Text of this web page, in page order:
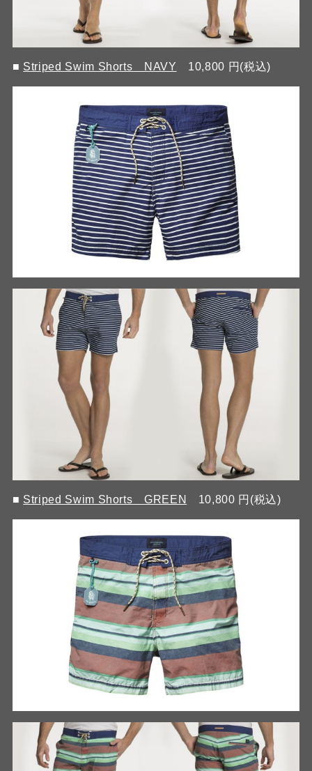
■ Striped Swim Shorts NAVY 10,800 円(税込)
■ Striped Swim Shorts GREEN 10,800 円(税込)